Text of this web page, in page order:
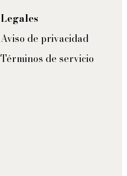
Legales
Aviso de privacidad
Términos de servicio